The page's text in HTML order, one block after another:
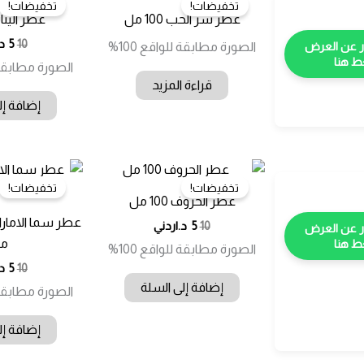
للاستفسار عن العرض
هنا
تخفيضات!
عطر سر الحب 100 مل
الصورة مطابقة للواقع 100%
قراءة المزيد
تخفيضات!
عطر اليناة 100
10
5
الصورة مطابقة
إضافة
للاستفسار عن العرض
هنا
تخفيضات!
عطر الحروف 100 مل
10السعر
هو:
5السعر
هو:
د.اردني
الصورة مطابقة للواقع 100%
إضافة إلى السلة
تخفيضات!
10
5
الصورة مطابقة
إضافة